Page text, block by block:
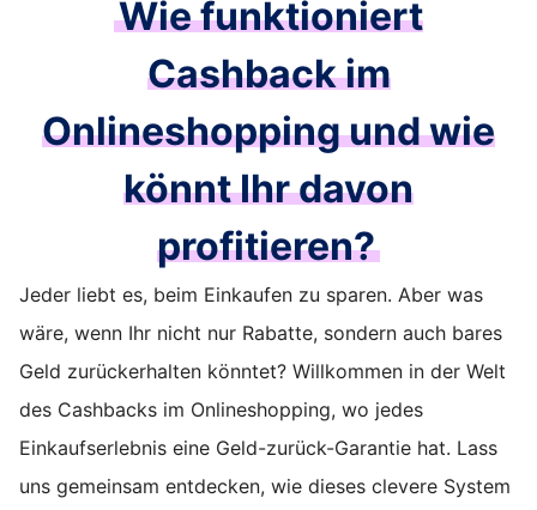
Wie funktioniert
Cashback im
Onlineshoppingund wie
könnt Ihr davon
profitieren?
Jeder liebt es, beim Einkaufen zu sparen. Aber was
wäre, wenn Ihr nicht nur Rabatte, sondern auch bares
Geld zurückerhalten könntet? Willkommen in der Welt
des Cashbacks im Onlineshopping, wo jedes
Einkaufserlebnis eine Geld-zurück-Garantie hat. Lass
uns gemeinsam entdecken, wie dieses clevere System